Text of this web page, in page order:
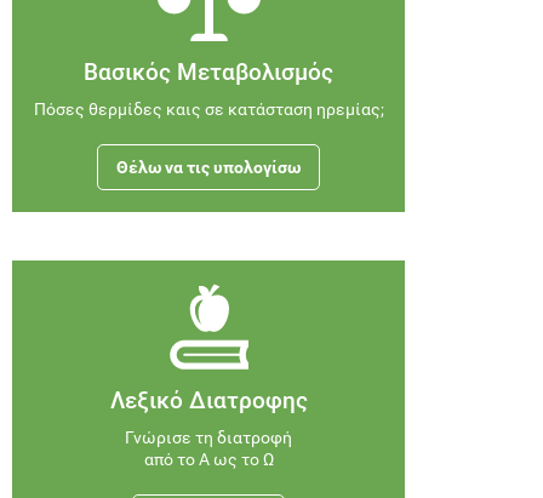
Βασικός Μεταβολισμός
Πόσες θερμίδες καις σε κατάσταση ηρεμίας;
Θέλω να τις υπολογίσω
Λεξικό Διατροφης
Γνώρισε τη διατροφή
από το Α ως το Ω